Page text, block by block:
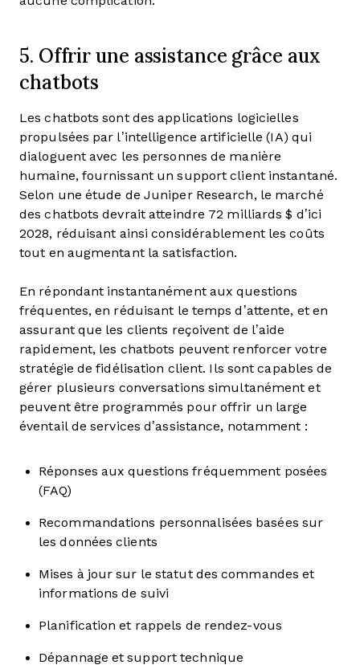
5. Offrir une assistance grâce aux
chatbots
Les chatbots sont des applications logicielles
propulsées par l’intelligence artificielle (IA) qui
dialoguent avec les personnes de manière
humaine, fournissant un support client instantané.
Selon une étude de Juniper Research, le marché
des chatbots devrait atteindre 72 milliards $ d’ici
2028, réduisant ainsi considérablement les coûts
tout en augmentant la satisfaction.
En répondant instantanément aux questions
fréquentes, en réduisant le temps d’attente, et en
assurant que les clients reçoivent de l’aide
rapidement, les chatbots peuvent renforcer votre
stratégie de fidélisation client. Ils sont capables de
gérer plusieurs conversations simultanément et
peuvent être programmés pour offrir un large
éventail de services d’assistance, notamment :
Réponses aux questions fréquemment posées
(FAQ)
Recommandations personnalisées basées sur
les données clients
Mises à jour sur le statut des commandes et
informations de suivi
Planification et rappels de rendez-vous
Dépannage et support technique